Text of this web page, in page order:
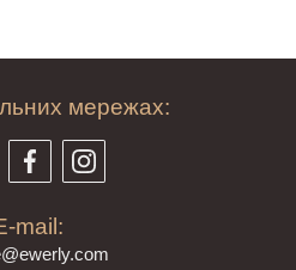
мережах:
mail:
rly.com